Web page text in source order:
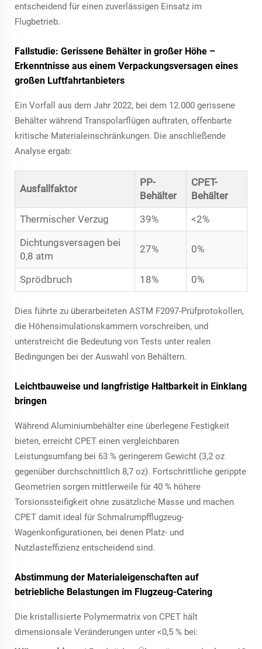
entscheidend für einen zuverlässigen Einsatz im
Flugbetrieb.
Fallstudie: Gerissene Behälter in großer Höhe –
Erkenntnisse aus einem Verpackungsversagen eines
großen Luftfahrtanbieters
Ein Vorfall aus dem Jahr 2022, bei dem 12.000 gerissene
Behälter während Transpolarflügen auftraten, offenbarte
kritische Materialeinschränkungen. Die anschließende
Analyse ergab:
Ausfallfaktor
PP-
Behälter
CPET-
Behälter
Thermischer Verzug
39%
<2%
Dichtungsversagen bei
0,8 atm
27% 0%
Sprödbruch 18% 0%
Dies führte zu überarbeiteten ASTM F2097-Prüfprotokollen,
die Höhensimulationskammern vorschreiben, und
unterstreicht die Bedeutung von Tests unter realen
Bedingungen bei der Auswahl von Behältern.
Leichtbauweise und langfristige Haltbarkeit in Einklang
bringen
Während Aluminiumbehälter eine überlegene Festigkeit
bieten, erreicht CPET einen vergleichbaren
Leistungsumfang bei 63 % geringerem Gewicht (3,2 oz
gegenüber durchschnittlich 8,7 oz). Fortschrittliche gerippte
Geometrien sorgen mittlerweile für 40 % höhere
Torsionssteifigkeit ohne zusätzliche Masse und machen
CPET damit ideal für Schmalrumpfflugzeug-
Wagenkonfigurationen, bei denen Platz- und
Nutzlasteffizienz entscheidend sind.
Abstimmung der Materialeigenschaften auf
betriebliche Belastungen im Flugzeug-Catering
Die kristallisierte Polymermatrix von CPET hält
dimensionsale Veränderungen unter <0,5 % bei: